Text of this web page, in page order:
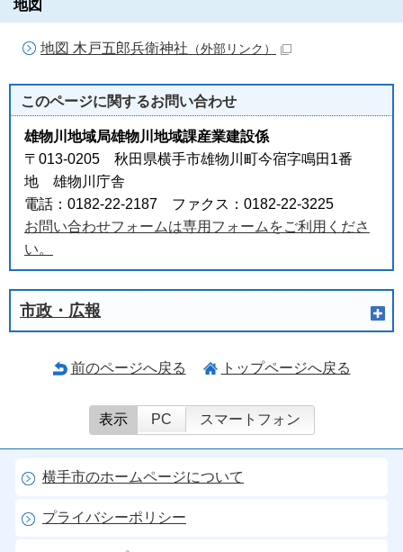
地図
地図 木戸五郎兵衛神社 （外部リンク）
このページに関するお問い合わせ
雄物川地域局雄物川地域課産業建設係
〒013-0205 秋田県横手市雄物川町今宿字鳴田1番
地 雄物川庁舎
電話：0182-22-2187 ファクス：0182-22-3225
お問い合わせフォームは専用フォームをご利用くださ
い。
市政・広報
前のページへ戻る トップページへ戻る
表示 PC スマートフォン
横手市のホームページについて
プライバシーポリシー